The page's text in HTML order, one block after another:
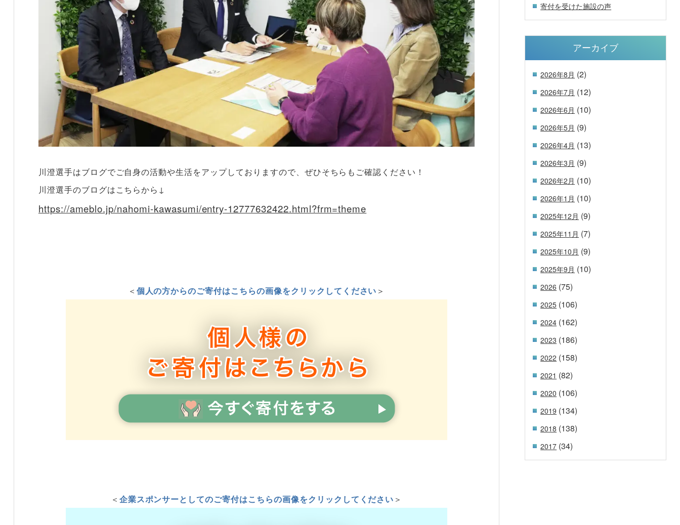
川澄選手はブログでご自身の活動や生活をアップしておりますので、ぜひそちらもご確認ください！
川澄選手のブログはこちらから↓
https://ameblo.jp/nahomi-kawasumi/entry-12777632422.html?frm=theme
＜ 個人の方からのご寄付はこちらの画像をクリックしてください ＞
＜ 企業スポンサーとしてのご寄付はこちらの画像をクリックしてください ＞
寄付を受けた施設の声
アーカイブ
2026年8月 (2)
2026年7月 (12)
2026年6月 (10)
2026年5月 (9)
2026年4月 (13)
2026年3月 (9)
2026年2月 (10)
2026年1月 (10)
2025年12月 (9)
2025年11月 (7)
2025年10月 (9)
2025年9月 (10)
2026 (75)
2025 (106)
2024 (162)
2023 (186)
2022 (158)
2021 (82)
2020 (106)
2019 (134)
2018 (138)
2017 (34)